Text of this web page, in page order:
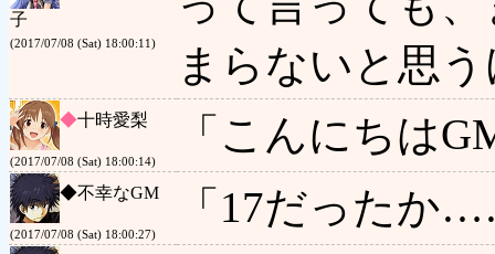
子
(2017/07/08 (Sat) 18:00:11)
まらないと思
◆十時愛梨
(2017/07/08 (Sat) 18:00:14)
「こんにちは
◆不幸なGM
(2017/07/08 (Sat) 18:00:27)
「17だったか